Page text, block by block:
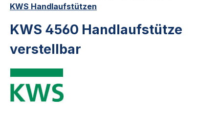
KWS Handlaufstützen
KWS 4560 Handlaufstütze
verstellbar